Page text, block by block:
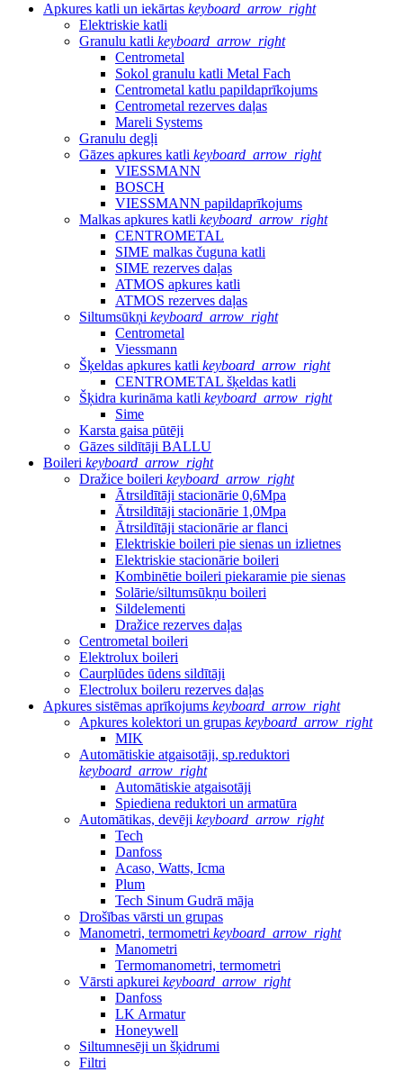
Apkures katli un iekārtas keyboard_arrow_right
Elektriskie katli
Granulu katli keyboard_arrow_right
Centrometal
Sokol granulu katli Metal Fach
Centrometal katlu papildaprīkojums
Centrometal rezerves daļas
Mareli Systems
Granulu degļi
Gāzes apkures katli keyboard_arrow_right
VIESSMANN
BOSCH
VIESSMANN papildaprīkojums
Malkas apkures katli keyboard_arrow_right
CENTROMETAL
SIME malkas čuguna katli
SIME rezerves daļas
ATMOS apkures katli
ATMOS rezerves daļas
Siltumsūkņi keyboard_arrow_right
Centrometal
Viessmann
Šķeldas apkures katli keyboard_arrow_right
CENTROMETAL šķeldas katli
Šķidra kurināma katli keyboard_arrow_right
Sime
Karsta gaisa pūtēji
Gāzes sildītāji BALLU
Boileri keyboard_arrow_right
Dražice boileri keyboard_arrow_right
Ātrsildītāji stacionārie 0,6Mpa
Ātrsildītāji stacionārie 1,0Mpa
Ātrsildītāji stacionārie ar flanci
Elektriskie boileri pie sienas un izlietnes
Elektriskie stacionārie boileri
Kombinētie boileri piekaramie pie sienas
Solārie/siltumsūkņu boileri
Sildelementi
Dražice rezerves daļas
Centrometal boileri
Elektrolux boileri
Caurplūdes ūdens sildītāji
Electrolux boileru rezerves daļas
Apkures sistēmas aprīkojums keyboard_arrow_right
Apkures kolektori un grupas keyboard_arrow_right
MIK
Automātiskie atgaisotāji, sp.reduktori
keyboard_arrow_right
Automātiskie atgaisotāji
Spiediena reduktori un armatūra
Automātikas, devēji keyboard_arrow_right
Tech
Danfoss
Acaso, Watts, Icma
Plum
Tech Sinum Gudrā māja
Drošības vārsti un grupas
Manometri, termometri keyboard_arrow_right
Manometri
Termomanometri, termometri
Vārsti apkurei keyboard_arrow_right
Danfoss
LK Armatur
Honeywell
Siltumnesēji un šķidrumi
Filtri